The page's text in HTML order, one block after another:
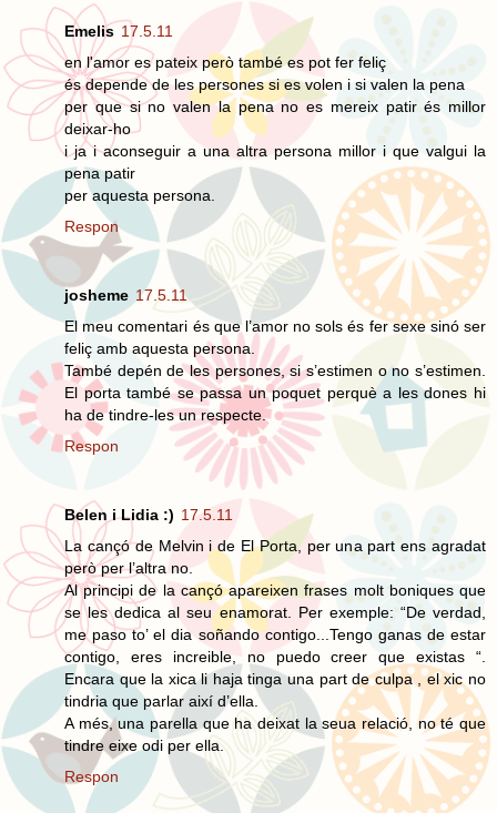
Emelis 17.5.11
en l'amor es pateix però també es pot fer feliç
és depende de les persones si es volen i si valen la pena
per que si no valen la pena no es mereix patir és millor
deixar-ho
i ja i aconseguir a una altra persona millor i que valgui la
pena patir
per aquesta persona.
Respon
josheme 17.5.11
El meu comentari és que l’amor no sols és fer sexe sinó ser
feliç amb aquesta persona.
També depén de les persones, si s’estimen o no s’estimen.
El porta també se passa un poquet perquè a les dones hi
ha de tindre-les un respecte.
Respon
Belen i Lidia :) 17.5.11
La cançó de Melvin i de El Porta, per una part ens agradat
però per l’altra no.
Al principi de la cançó apareixen frases molt boniques que
se les dedica al seu enamorat. Per exemple: “De verdad,
me paso to’ el dia soñando contigo...Tengo ganas de estar
contigo, eres increible, no puedo creer que existas “.
Encara que la xica li haja tinga una part de culpa , el xic no
tindria que parlar així d’ella.
A més, una parella que ha deixat la seua relació, no té que
tindre eixe odi per ella.
Respon